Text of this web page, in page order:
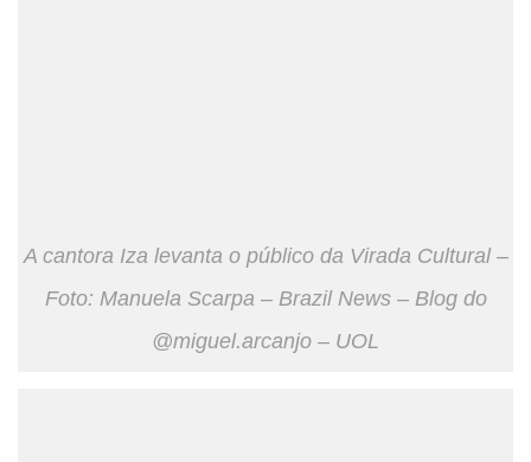
A cantora Iza levanta o público da Virada Cultural –
Foto: Manuela Scarpa – Brazil News – Blog do
@miguel.arcanjo – UOL